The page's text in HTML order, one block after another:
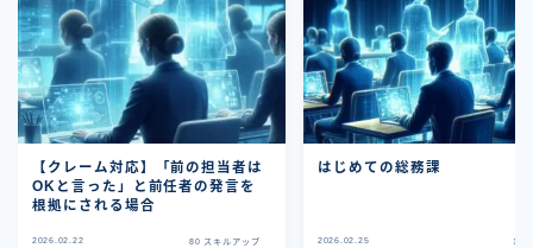
【クレーム対応】「前の担当者は
OKと言った」と前任者の発言を
根拠にされる場合
2026.02.22 80 スキルアップ
はじめての総務課
2026.02.25 10